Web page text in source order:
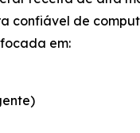
confiável de
em: